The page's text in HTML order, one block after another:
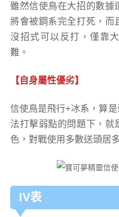
雖然信使鳥在大招的數據
將會被鋼系完全打死，而
沒招式可以反打，僅靠
難。
【自身屬性優劣】
信使鳥是飛行+冰系，算
法打擊弱點的問題下，就
色，對戰使用多數送頭居
IV表